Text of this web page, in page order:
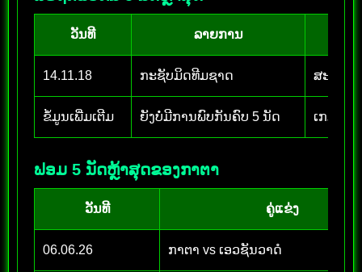
ວັນທີ ລາຍການ
14.11.18 ກະຊັບມິດທີມຊາດ ສະວິດ
ຂໍ້ມູນເພີ່ມເຕີມ ຍັງບໍ່ມີການພົບກັນຄົບ 5 ນັດ ເກມນີ້ເ
ຟອມ 5 ນັດຫຼ້າສຸດຂອງກາຕາ
ວັນທີ ຄູ່ແຂ່ງ
06.06.26 ກາຕາ vs ເອວຊັນວາດໍ